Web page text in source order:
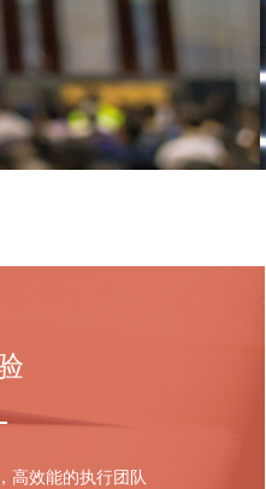
高效能的执行团队